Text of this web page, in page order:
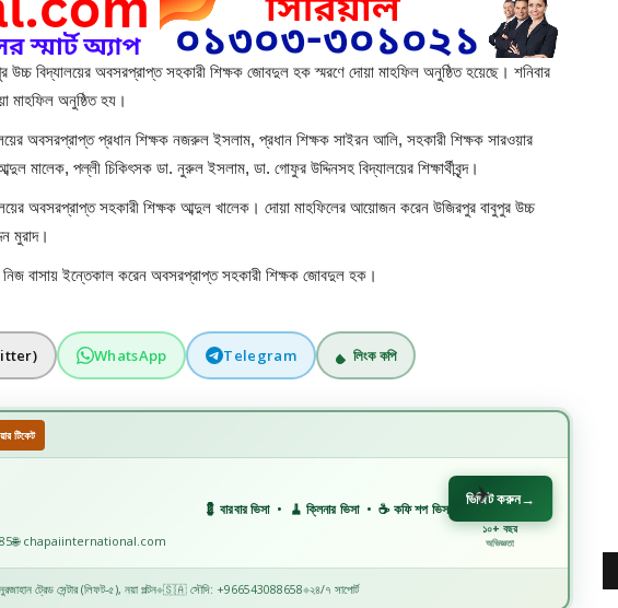
উচ্চ বিদ্যালয়ের অবসরপ্রাপ্ত সহকারী শিক্ষক জোবদুল হক স্মরণে দোয়া মাহফিল অনুষ্ঠিত হয়েছে। শনিবার
মাহফিল অনুষ্ঠিত হয।
অবসরপ্রাপ্ত প্রধান শিক্ষক নজরুল ইসলাম, প্রধান শিক্ষক সাইরন আলি, সহকারী শিক্ষক সারওয়ার
মালেক, পল্লী চিকিৎসক ডা. নুরুল ইসলাম, ডা. গোফুর উদ্দিনসহ বিদ্যালয়ের শিক্ষার্থীবৃন্দ।
অবসরপ্রাপ্ত সহকারী শিক্ষক আব্দুল খালেক। দোয়া মাহফিলের আয়োজন করেন উজিরপুর বাবুপুর উচ্চ
মুরাদ।
নিজ বাসায় ইন্তেকাল করেন অবসরপ্রাপ্ত সহকারী শিক্ষক জোবদুল হক।
WhatsApp Telegram লিংক কপি
টিকেট
💈 বারবার ভিসা • 🧹 ক্লিনার ভিসা • ☕ কফি শপ ভিসা • 🏗️ কনস্ট্রাকশন ভিসা • 🏭 ফ্যাক্টরি
🌐 chapaiinternational.com
ভিজিট করুন→
১০+ বছর
অভিজ্ঞতা
ট্রেড সেন্টার (লিফট-৫), নয়া পল্টন◆🇸🇦 সৌদি: +966543088658◆২৪/৭ সাপোর্ট